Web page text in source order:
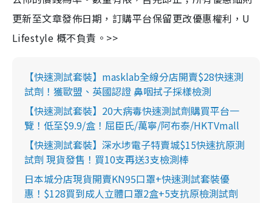
更新至文章發佈日期，訂購平台保留更改優惠權利，U
Lifestyle 概不負責。>>
【快速測試套裝】masklab全線分店開賣$28快速測
試劑！獲歐盟、英國認證 鼻咽拭子採樣檢測
【快速測試套裝】20大病毒快速測試劑購買平台一
覽！低至$9.9/盒！屈臣氏/萬寧/阿布泰/HKTVmall
【快速測試套裝】深水埗電子特賣城$15快速抗原測
試劑 現貨發售！買10支再送3支檢測棒
日本城分店現貨開賣KN95口罩+快速測試套裝優
惠！$128買到成人立體口罩2盒+5支抗原檢測試劑